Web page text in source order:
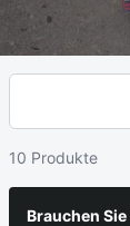
10 Produkte
Brauchen